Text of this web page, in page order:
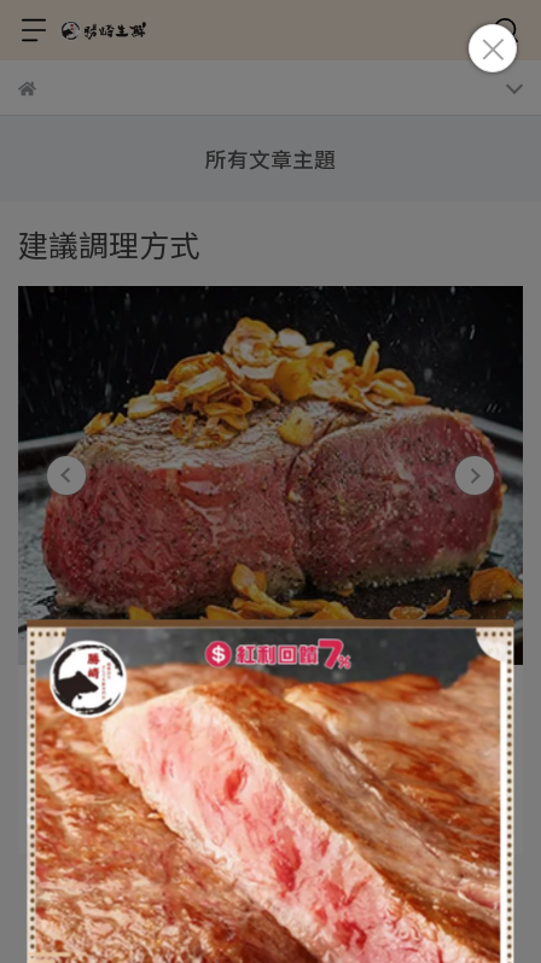
所有文章主題
建議調理方式
出貨 | 2026-05-15
氣炸牛排 輕鬆做!
閱讀更多 ->
更多文章